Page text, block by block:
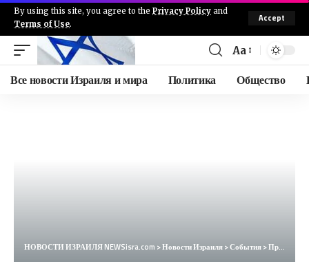
By using this site, you agree to the Privacy Policy and
Terms of Use.
Accept
Aa
Все новости Израиля и мира Политика Общество
НОВОСТИ ИЗРАИЛЯ NEWSisra.com >Новости Израиля>События>Пресс-секретарь ЦАХАЛа: На этих выходных начальник Генерального штаба провёл оценку оперативной об